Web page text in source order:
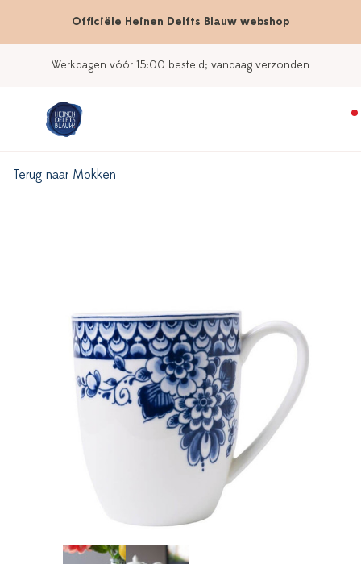
Officiële Heinen Delfts Blauw webshop
Werkdagen vóór 15:00 besteld; vandaag verzonden
Terug naar Mokken